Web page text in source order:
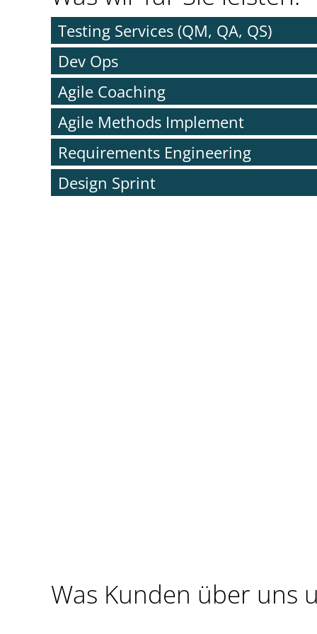
Testing Services (QM, QA, QS)
Dev Ops
Agile Coaching
Agile Methods Implement
Requirements Engineering
Design Sprint
Was Kunden über uns